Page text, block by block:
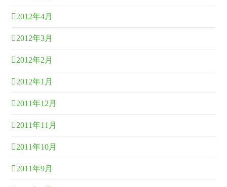
2012年4月
2012年3月
2012年2月
2012年1月
2011年12月
2011年11月
2011年10月
2011年9月